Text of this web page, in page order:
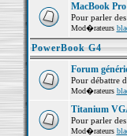
MacBook
Pour parler
Mod�rateurs
PowerBook G4
Forum
Pour débattre
Mod�rateurs
Titanium
Pour parler
Mod�rateurs